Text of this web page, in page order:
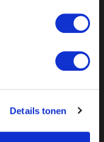
Details tonen